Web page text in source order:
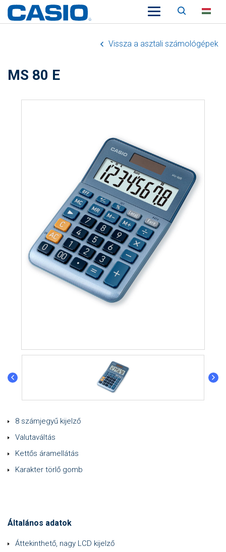
Keresés
Vissza a asztali számológépek
MS 80 E
8 számjegyű kijelző
Valutaváltás
Kettős áramellátás
Karakter törlő gomb
Általános adatok
Áttekinthető, nagy LCD kijelző